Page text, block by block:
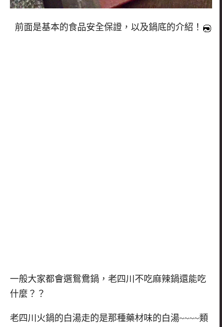
前面是基本的食品安全保證，以及鍋底的介紹！
一般大家都會選鴛鴦鍋，老四川不吃麻辣鍋還能吃
什麼？？
老四川火鍋的白湯走的是那種藥材味的白湯~~~~類